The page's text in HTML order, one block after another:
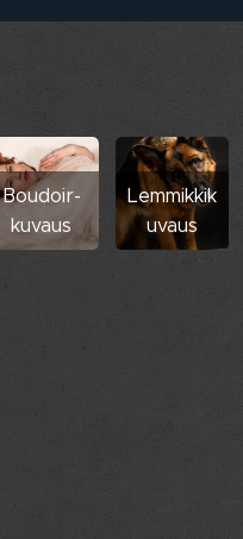
Boudoir-
kuvaus
Lemmikkik
uvaus